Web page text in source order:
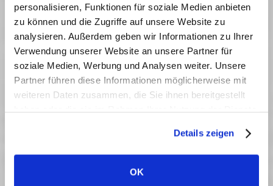
personalisieren, Funktionen für soziale Medien anbieten
zu können und die Zugriffe auf unsere Website zu
analysieren. Außerdem geben wir Informationen zu Ihrer
Verwendung unserer Website an unsere Partner für
soziale Medien, Werbung und Analysen weiter. Unsere
Partner führen diese Informationen möglicherweise mit
weiteren Daten zusammen, die Sie ihnen bereitgestellt
Details zeigen
OK
Organisationsberatung + Recruiting